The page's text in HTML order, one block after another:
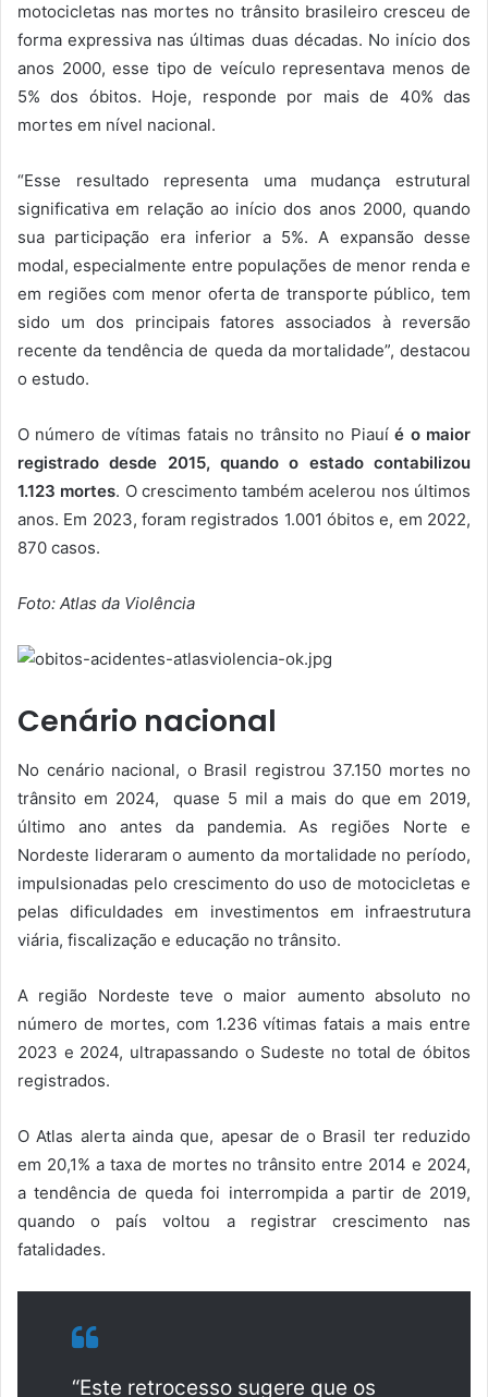
motocicletas nas mortes no trânsito brasileiro cresceu de
forma expressiva nas últimas duas décadas. No início dos
anos 2000, esse tipo de veículo representava menos de
5% dos óbitos. Hoje, responde por mais de 40% das
mortes em nível nacional.
“Esse resultado representa uma mudança estrutural
significativa em relação ao início dos anos 2000, quando
sua participação era inferior a 5%. A expansão desse
modal, especialmente entre populações de menor renda e
em regiões com menor oferta de transporte público, tem
sido um dos principais fatores associados à reversão
recente da tendência de queda da mortalidade”, destacou
o estudo.
O número de vítimas fatais no trânsito no Piauíé o maior
registrado desde 2015, quando o estado contabilizou
1.123 mortes. O crescimento também acelerou nos últimos
anos. Em 2023, foram registrados 1.001 óbitos e, em 2022,
870 casos.
Foto: Atlas da Violência
Cenário nacional
No cenário nacional, o Brasil registrou 37.150 mortes no
trânsito em 2024, quase 5 mil a mais do que em 2019,
último ano antes da pandemia. As regiões Norte e
Nordeste lideraram o aumento da mortalidade no período,
impulsionadas pelo crescimento do uso de motocicletas e
pelas dificuldades em investimentos em infraestrutura
viária, fiscalização e educação no trânsito.
A região Nordeste teve o maior aumento absoluto no
número de mortes, com 1.236 vítimas fatais a mais entre
2023 e 2024, ultrapassando o Sudeste no total de óbitos
registrados.
O Atlas alerta ainda que, apesar de o Brasil ter reduzido
em 20,1% a taxa de mortes no trânsito entre 2014 e 2024,
a tendência de queda foi interrompida a partir de 2019,
quando o país voltou a registrar crescimento nas
fatalidades.
“Este retrocesso sugere que os